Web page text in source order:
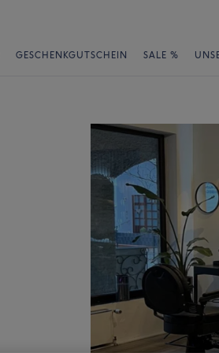
GESCHENKGUTSCHEIN SALE %